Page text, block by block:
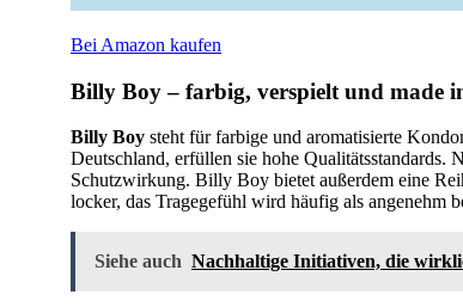
Bei Amazon kaufen
Billy Boy – farbig, verspielt und made
Billy Boy steht für farbige und aromatisierte
Deutschland, erfüllen sie hohe Qualitätsstandards.
Schutzwirkung. Billy Boy bietet außerdem eine
locker, das Tragegefühl wird häufig als angenehm
Siehe auch Nachhaltige Initiativen, die